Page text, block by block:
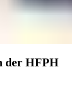
der HFPH